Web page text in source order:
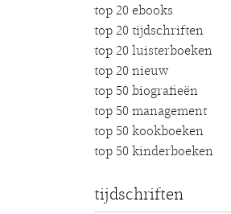
top 20 ebooks
top 20 tijdschriften
top 20 luisterboeken
top 20 nieuw
top 50 biografieën
top 50 management
top 50 kookboeken
top 50 kinderboeken
tijdschriften